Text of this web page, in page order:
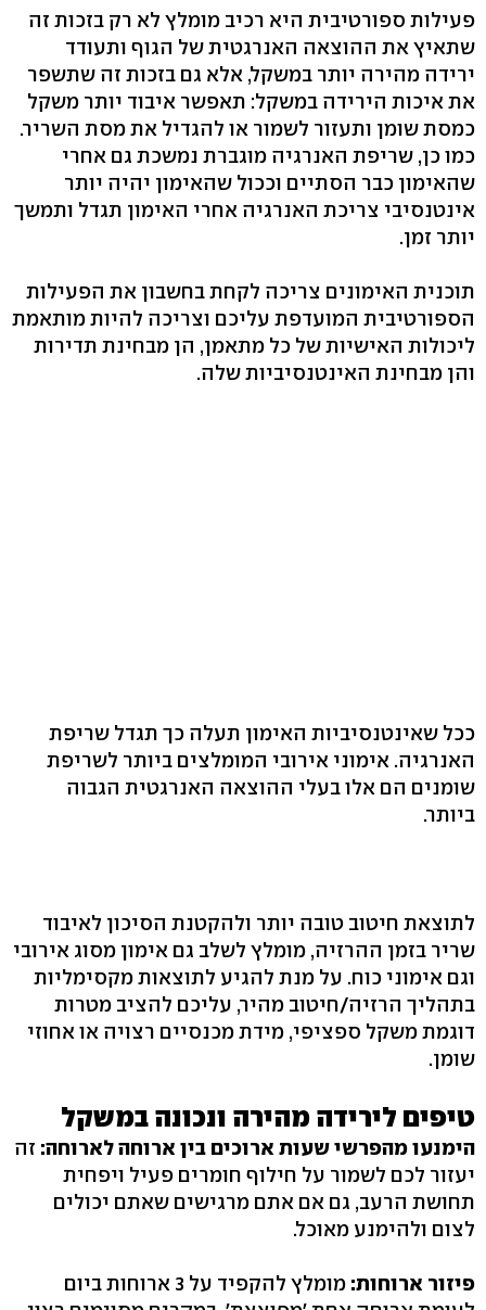
פעילות ספורטיבית היא רכיב מומלץ לא רק בזכות זה
שתאיץ את ההוצאה האנרגטית של הגוף ותעודד
ירידה מהירה יותר במשקל, אלא גם בזכות זה שתשפר
את איכות הירידה במשקל: תאפשר איבוד יותר משקל
כמסת שומן ותעזור לשמור או להגדיל את מסת השריר.
כמו כן, שריפת האנרגיה מוגברת נמשכת גם אחרי
שהאימון כבר הסתיים וככול שהאימון יהיה יותר
אינטנסיבי צריכת האנרגיה אחרי האימון תגדל ותמשך
יותר זמן.
תוכנית האימונים צריכה לקחת בחשבון את הפעילות
הספורטיבית המועדפת עליכם וצריכה להיות מותאמת
ליכולות האישיות של כל מתאמן, הן מבחינת תדירות
והן מבחינת האינטנסיביות שלה.
ככל שאינטנסיביות האימון תעלה כך תגדל שריפת
האנרגיה. אימוני אירובי המומלצים ביותר לשריפת
שומנים הם אלו בעלי ההוצאה האנרגטית הגבוה
ביותר.
לתוצאת חיטוב טובה יותר ולהקטנת הסיכון לאיבוד
שריר בזמן ההרזיה, מומלץ לשלב גם אימון מסוג אירובי
וגם אימוני כוח. על מנת להגיע לתוצאות מקסימליות
בתהליך הרזיה/חיטוב מהיר, עליכם להציב מטרות
דוגמת משקל ספציפי, מידת מכנסיים רצויה או אחוזי
שומן.
טיפים לירידה מהירה ונכונה במשקל
הימנעו מהפרשי שעות ארוכים בין ארוחה לארוחה: זה
יעזור לכם לשמור על חילוף חומרים פעיל ויפחית
תחושת הרעב, גם אם אתם מרגישים שאתם יכולים
לצום ולהימנע מאוכל.
פיזור ארוחות:
מומלץ להקפיד על 3 ארוחות ביום